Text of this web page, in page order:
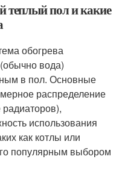
теплый пол и какие
обогрева
вода)
в пол. Основные
распределение
радиаторов),
использования
как котлы или
популярным выбором